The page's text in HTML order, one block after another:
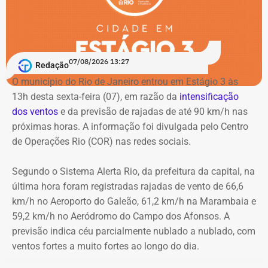
Castilho, doutora em Letras, e a historiadora Wlamyra
Albuquerque, professora da Universidade Federal da
Bahia (UFBA), descobriram no Acervo Público da Bahia
doscumentos que comprovam que Luíza foi mãe do
advogado e jornalista Luiz Gama, um dos principais
abolicionistas do Brasil no século XIX.
e educação e diversos equipamentos culturais.
O Cristo Redentor também será iluminado em lilás em
homenagem aos 20 anos da Lei Maria da Penha.
Como buscar ajuda
Ligue 180 – Central de Atendimento à Mulher
Aplicativo Rede Mulher
(DEAMs)
Centros Especializados de Atendimento à Mulher
(CEAMs)
Centros Integrados de Atendimento à Mulher (CIAMs)
Patrulha Maria da Penha, da Polícia Militar, para
acompanhamento de medidas protetivas
Redação07/08/2026 13:27
O município do Rio de Janeiro entrou em Estágio 3 às
13h desta sexta-feira (07), em razão da intensificação
dos ventos e da previsão de rajadas de até 90 km/h nas
próximas horas. A informação foi divulgada pelo Centro
de Operações Rio (COR) nas redes sociais.
Segundo o Sistema Alerta Rio, da prefeitura da capital, na
última hora foram registradas rajadas de vento de 66,6
km/h no Aeroporto do Galeão, 61,2 km/h na Marambaia e
59,2 km/h no Aeródromo do Campo dos Afonsos. A
previsão indica céu parcialmente nublado a nublado, com
ventos fortes a muito fortes ao longo do dia.